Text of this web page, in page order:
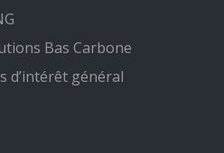
Bas Carbone
d’intérêt général